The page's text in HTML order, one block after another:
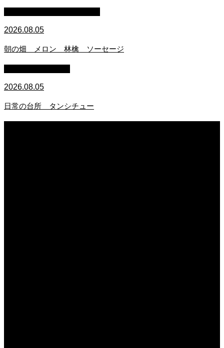
2026.08.05
朝の畑 メロン 林檎 ソーセージ
2026.08.05
日常の台所 タンシチュー